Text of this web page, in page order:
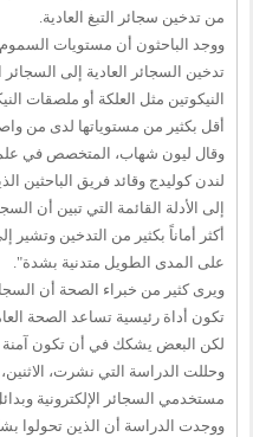
من تدخين سجائر التبغ العادية.
ووجد الباحثون أن مستويات
تدخين السجائر العادية إلى السجائر
النيكوتين مثل العلكة أو ملصقات
أقل بكثير من مستوياتها لدى من
وقال ليون شهاب، المتخصص في علم
لندن كوليدج وقائد فريق الباحثين
إلى الأدلة القائمة التي تبين أن
أكثر أماناً بكثير من التدخين
على المدى الطويل متدنية بشدة".
ويرى كثير من خبراء الصحة أن
تكون أداة رئيسية تساعد الصحة
لكن البعض يشكك في أن تكون آمنة
وحللت الدراسة التي نشرت،
مستخدمي السجائر الإلكترونية
ووجدت الدراسة أن الذين تحولوا